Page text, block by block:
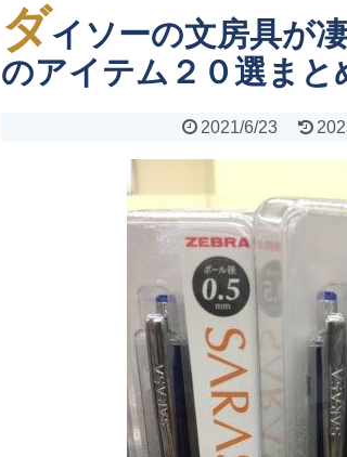
ダイソーの文房具が
のアイテム２０選まと
2021/6/23